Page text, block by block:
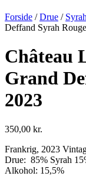
Forside /Drue / Syrah
Deffand Syrah
Château
Grand
2023
350,00 kr.
Frankrig, 2023
Drue: 85% Syrah
Alkohol: 15,5%